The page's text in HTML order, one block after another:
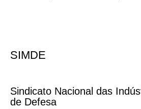
SIMDE
Sindicato Nacional das
de Defesa